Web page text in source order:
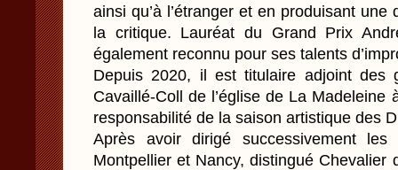
ainsi qu’à l’étranger et en produisant
la critique. Lauréat du Grand Prix
également reconnu pour ses talents
Depuis 2020, il est titulaire adjoint des
Cavaillé-Coll de l’église de La
responsabilité de la saison artistique des
Après avoir dirigé successivement les
Montpellier et Nancy, distingué Chevalier